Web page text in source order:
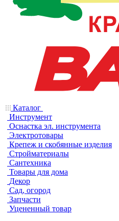
Каталог
Инструмент
Оснастка эл. инструмента
Электротовары
Крепеж и скобянные изделия
Стройматериалы
Сантехника
Товары для дома
Декор
Сад, огород
Запчасти
Уцененный товар